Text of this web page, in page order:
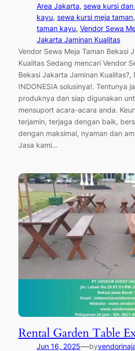
Area Jakarta, sewa kursi
kayu, sewa kursi meja taman,
taman kayu, Vendor Sewa
Jakarta Jaminan Kualitas
Vendor Sewa Meja Taman Bekasi
Kualitas Sedang mencari Vendor
Bekasi Jakarta Jaminan Kualitas?,
INDONESIA solusinya!. Tentunya
produknya dan siap digunakan
mensuport acara-acara anda.
terjamin, terjaga dengan baik,
dengan maksimal, nyaman dan
Jasa kami…
Rental Garden Table
Jun 16, 2025—by